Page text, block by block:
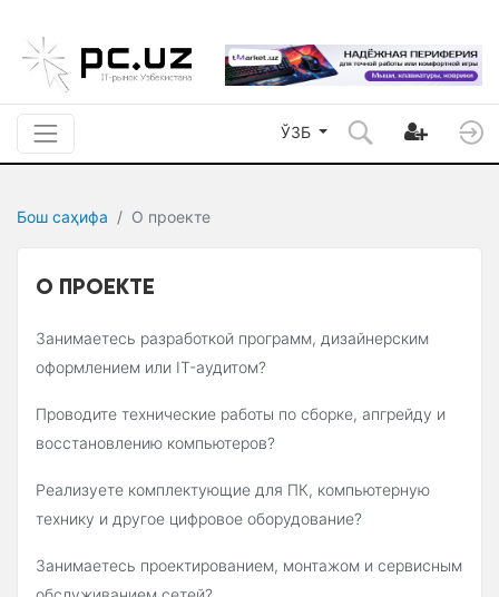
ЎЗБ
Бош саҳифа О проекте
О ПРОЕКТЕ
Занимаетесь разработкой программ, дизайнерским
оформлением или IT-аудитом?
Проводите технические работы по сборке, апгрейду и
восстановлению компьютеров?
Реализуете комплектующие для ПК, компьютерную
технику и другое цифровое оборудование?
Занимаетесь проектированием, монтажом и сервисным